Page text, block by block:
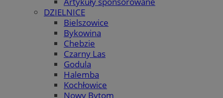
DZIELNICE
Bielszowice
Bykowina
Chebzie
Czarny Las
Godula
Halemba
Kochłowice
Nowy Bytom